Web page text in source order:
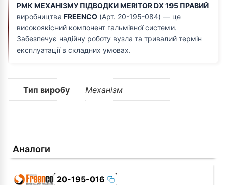
РМК МЕХАНІЗМУ ПІДВОДКИ MERITOR DX 195 ПРАВИЙ
виробництва FREENCO (Арт. 20-195-084) — це
високоякісний компонент гальмівної системи.
Забезпечує надійну роботу вузла та тривалий термін
експлуатації в складних умовах.
Тип виробу Механізм
Аналоги
20-195-016